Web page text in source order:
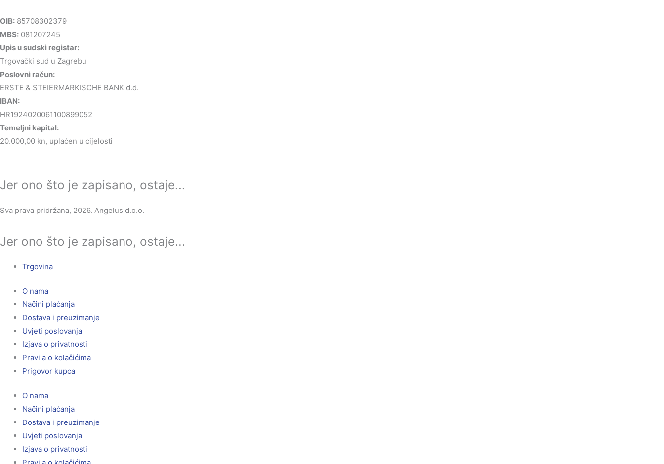
OIB: 85708302379
MBS: 081207245
Upis u sudski registar:
Trgovački sud u Zagrebu
Poslovni račun:
ERSTE & STEIERMARKISCHE BANK d.d.
IBAN:
HR1924020061100899052
Temeljni kapital:
20.000,00 kn, uplaćen u cijelosti
Jer ono što je zapisano, ostaje...
Sva prava pridržana, 2026. Angelus d.o.o.
Jer ono što je zapisano, ostaje...
Trgovina
O nama
Načini plaćanja
Dostava i preuzimanje
Uvjeti poslovanja
Izjava o privatnosti
Pravila o kolačićima
Prigovor kupca
O nama
Načini plaćanja
Dostava i preuzimanje
Uvjeti poslovanja
Izjava o privatnosti